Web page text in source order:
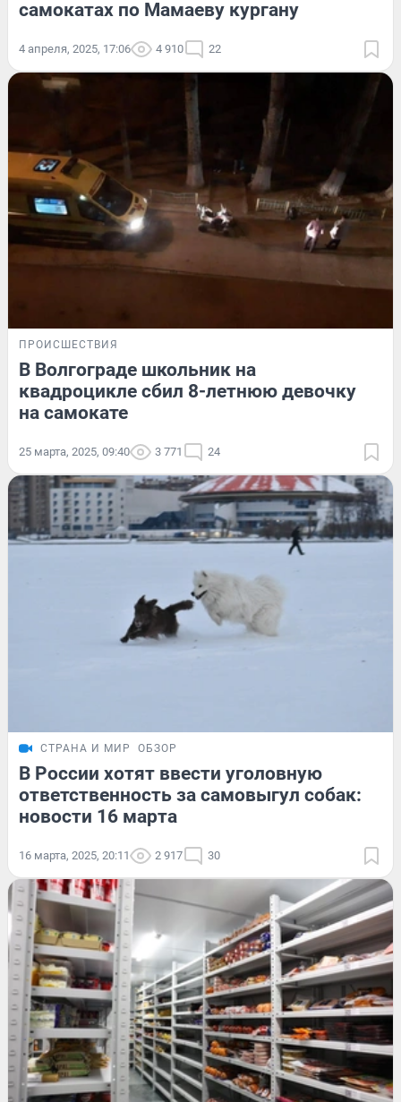
самокатах по Мамаеву кургану
4 апреля, 2025, 17:06 4 910 22
ПРОИСШЕСТВИЯ
В Волгограде школьник на
квадроцикле сбил 8-летнюю девочку
на самокате
25 марта, 2025, 09:40 3 771 24
СТРАНА И МИР ОБЗОР
В России хотят ввести уголовную
ответственность за самовыгул собак:
новости 16 марта
16 марта, 2025, 20:11 2 917 30